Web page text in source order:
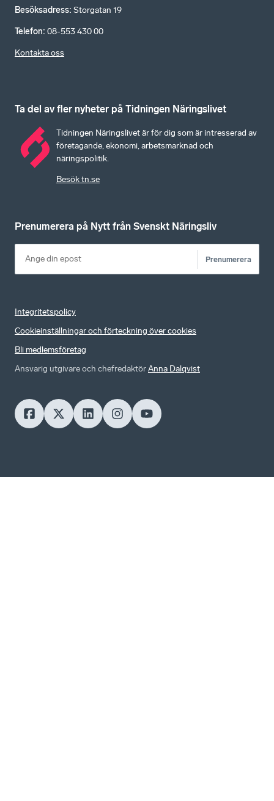
Besöksadress: Storgatan 19
Telefon: 08-553 430 00
Kontakta oss
Ta del av fler nyheter på Tidningen Näringslivet
Tidningen Näringslivet är för dig som är intresserad av
företagande, ekonomi, arbetsmarknad och
näringspolitik.
Besök tn.se
Prenumerera på Nytt från Svenskt Näringsliv
Prenumerera
Integritetspolicy
Cookieinställningar och förteckning över cookies
Bli medlemsföretag
Ansvarig utgivare och chefredaktörAnna Dalqvist